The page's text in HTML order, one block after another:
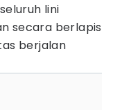
lini
secara berlapis
berjalan